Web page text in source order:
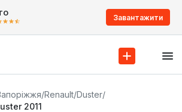
Завантажити
/Renault/Duster/
2011